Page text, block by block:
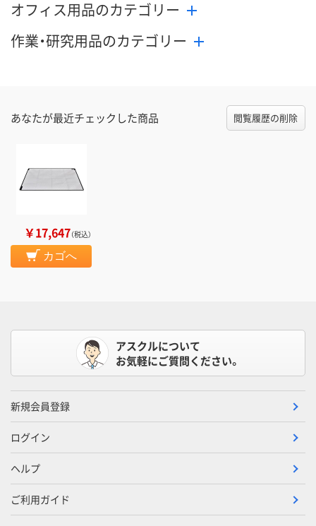
オフィス用品のカテゴリー
作業・研究用品のカテゴリー
あなたが最近チェックした商品 閲覧履歴の削除
￥17,647（税込）
カゴへ
アスクルについて
お気軽にご質問ください。
新規会員登録
ログイン
ヘルプ
ご利用ガイド